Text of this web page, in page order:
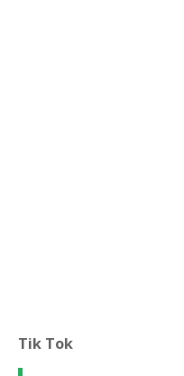
Tik Tok